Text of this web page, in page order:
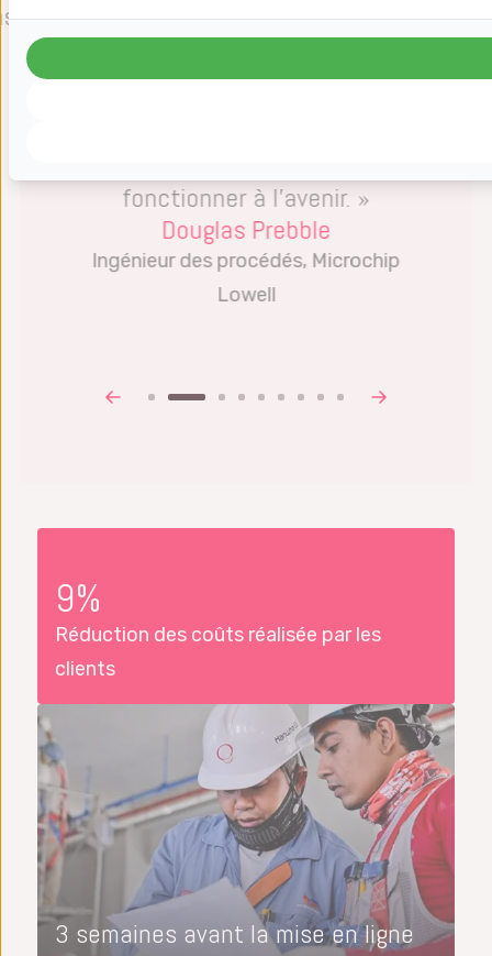
Datalyzer nous aide le plus en
manière dont notre dépannage
fonctionner à l’avenir. »
Douglas Prebble
Ingénieur des procédés, Microchip
Lowell
9%
Réduction des coûts réalisée par les
clients
3 semaines avant la mise en ligne